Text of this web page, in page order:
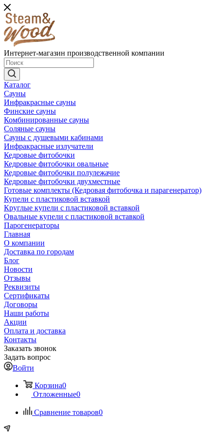
Интернет-магазин производственной компании
Каталог
Сауны
Инфракрасные сауны
Финские сауны
Комбинированные сауны
Соляные сауны
Сауны с душевыми кабинами
Инфракрасные излучатели
Кедровые фитобочки
Кедровые фитобочки овальные
Кедровые фитобочки полулежачие
Кедровые фитобочки двухместные
Готовые комплекты (Кедровая фитобочка и парагенератор)
Купели с пластиковой вставкой
Круглые купели с пластиковой вставкой
Овальные купели с пластиковой вставкой
Парогенераторы
Главная
О компании
Доставка по городам
Блог
Новости
Отзывы
Реквизиты
Сертификаты
Договоры
Наши работы
Акции
Оплата и доставка
Контакты
Заказать звонок
Задать вопрос
Войти
Корзина0
Отложенные0
Сравнение товаров0